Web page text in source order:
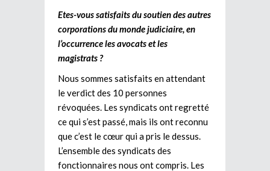
Etes-vous satisfaits du soutien des autres
corporations du monde judiciaire, en
l’occurrence les avocats et les
magistrats ?
Nous sommes satisfaits en attendant
le verdict des 10 personnes
révoquées. Les syndicats ont regretté
ce qui s’est passé, mais ils ont reconnu
que c’est le cœur qui a pris le dessus.
L’ensemble des syndicats des
fonctionnaires nous ont compris. Les